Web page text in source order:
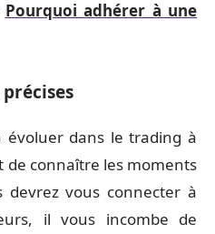
Pourquoi adhérer à une
évoluer dans le trading à
de connaître les moments
devrez vous connecter à
il vous incombe de